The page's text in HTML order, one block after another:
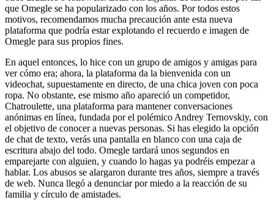
que Omegle se ha popularizado con los años. Por todos estos
motivos, recomendamos mucha precaución ante esta nueva
plataforma que podría estar explotando el recuerdo e imagen de
Omegle para sus propios fines.
En aquel entonces, lo hice con un grupo de amigos y amigas para
ver cómo era; ahora, la plataforma da la bienvenida con un
videochat, supuestamente en directo, de una chica joven con poca
ropa. No obstante, ese mismo año apareció un competidor,
Chatroulette, una plataforma para mantener conversaciones
anónimas en línea, fundada por el polémico Andrey Ternovskiy, con
el objetivo de conocer a nuevas personas. Si has elegido la opción
de chat de texto, verás una pantalla en blanco con una caja de
escritura abajo del todo. Omegle tardará unos segundos en
emparejarte con alguien, y cuando lo hagas ya podréis empezar a
hablar. Los abusos se alargaron durante tres años, siempre a través
de web. Nunca llegó a denunciar por miedo a la reacción de su
familia y círculo de amistades.